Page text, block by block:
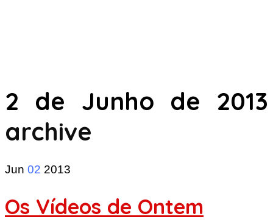
2 de Junho de 2013
archive
Jun 02 2013
Os Vídeos de Ontem